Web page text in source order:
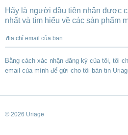
Hãy là người đầu tiên nhận được
nhất và tìm hiểu về các sản phẩm
địa chỉ email của bạn
Bằng cách xác nhận đăng ký của tôi, tôi
email của mình để gửi cho tôi bản tin
© 2026 Uriage